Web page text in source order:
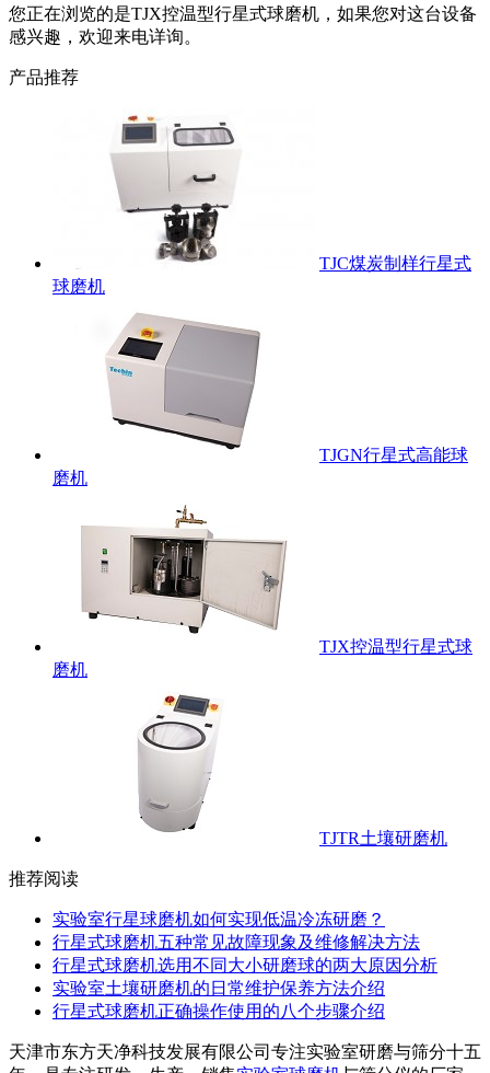
您正在浏览的是TJX控温型行星式球磨机，如果您对这台设备
感兴趣，欢迎来电详询。
产品推荐
TJC煤炭制样行星式
球磨机
TJGN行星式高能球
磨机
TJX控温型行星式球
磨机
TJTR土壤研磨机
推荐阅读
实验室行星球磨机如何实现低温冷冻研磨？
行星式球磨机五种常见故障现象及维修解决方法
行星式球磨机选用不同大小研磨球的两大原因分析
实验室土壤研磨机的日常维护保养方法介绍
行星式球磨机正确操作使用的八个步骤介绍
天津市东方天净科技发展有限公司专注实验室研磨与筛分十五